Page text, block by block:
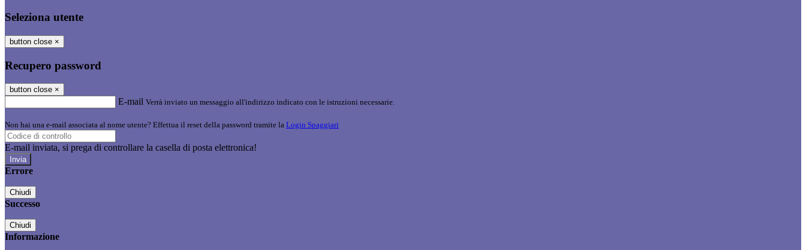
Seleziona utente
button close ×
Recupero password
button close ×
E-mail Verrà inviato un messaggio all'indirizzo indicato con le istruzioni necessarie.
Non hai una e-mail associata al nome utente? Effettua il reset della password tramite la Login Spaggiari
E-mail inviata, si prega di controllare la casella di posta elettronica!
Errore
Chiudi
Successo
Chiudi
Informazione